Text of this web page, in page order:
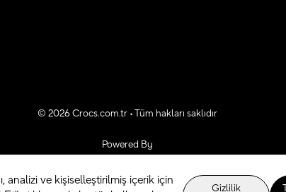
© 2026 Crocs.com.tr • Tüm hakları saklıdır
Powered By
analizi ve kişiselleştirilmiş içerik için
Gizlilik